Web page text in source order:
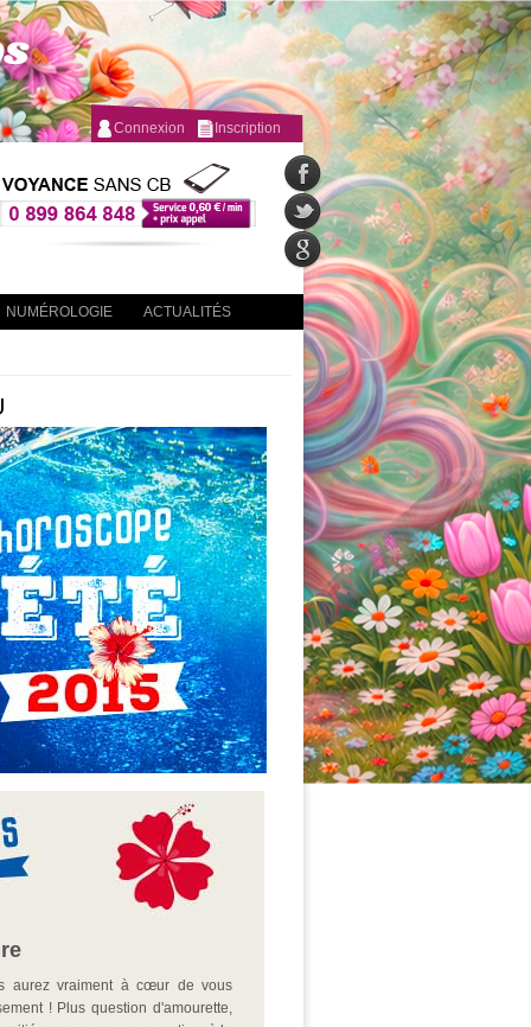
Connexion Inscription
NUMÉROLOGIE ACTUALITÉS
aurez vraiment à cœur de vous
! Plus question d'amourette,